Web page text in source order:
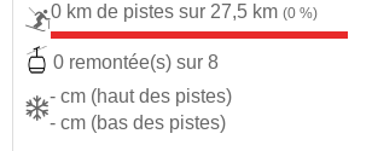
0 km de pistes sur 27,5 km (0 %)
0 remontée(s) sur 8
- cm (haut des pistes)
- cm (bas des pistes)